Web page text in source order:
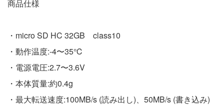
商品仕様
・micro SD HC 32GB class10
・動作温度:-4〜35℃
・電源電圧:2.7〜3.6V
・本体質量:約0.4g
・最大転送速度:100MB/s (読み出し)、50MB/s (書き込み)